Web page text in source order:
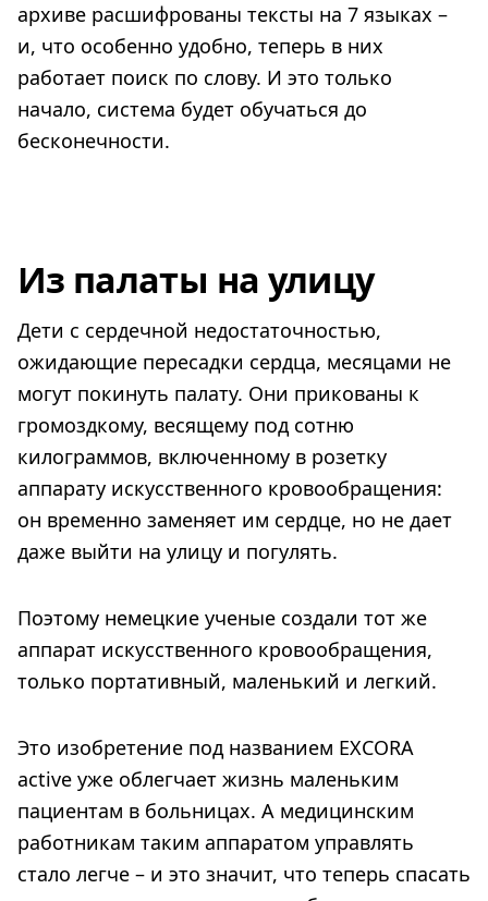
архиве расшифрованы тексты на 7 языках –
и, что особенно удобно, теперь в них
работает поиск по слову. И это только
начало, система будет обучаться до
бесконечности.
Из палаты на улицу
Дети с сердечной недостаточностью,
ожидающие пересадки сердца, месяцами не
могут покинуть палату. Они прикованы к
громоздкому, весящему под сотню
килограммов, включенному в розетку
аппарату искусственного кровообращения:
он временно заменяет им сердце, но не дает
даже выйти на улицу и погулять.
Поэтому немецкие ученые создали тот же
аппарат искусственного кровообращения,
только портативный, маленький и легкий.
Это изобретение под названием EXCORA
аctive уже облегчает жизнь маленьким
пациентам в больницах. А медицинским
работникам таким аппаратом управлять
стало легче – и это значит, что теперь спасать